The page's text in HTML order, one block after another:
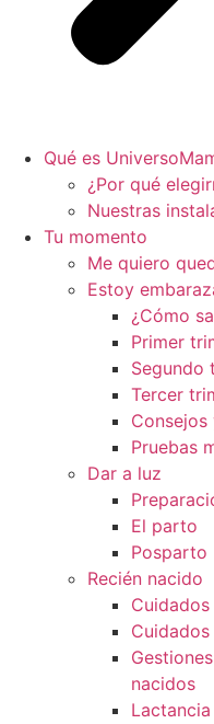
Qué es
¿Por qué
Nuestras
Tu momento
Me quiero
Estoy
¿Cómo
Primer
Segundo
Tercer
Pruebas
Dar a luz
El parto
Posparto
Recién nacido
nacidos
Lactancia